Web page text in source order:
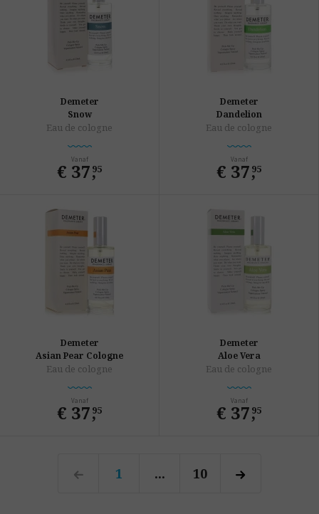
Demeter
Snow
Eau de cologne
Vanaf
€ 37,
95
Demeter
Dandelion
Eau de cologne
Vanaf
€ 37,
95
Demeter
Asian Pear Cologne
Eau de cologne
Vanaf
€ 37,
95
Demeter
Aloe Vera
Eau de cologne
Vanaf
€ 37,
95
1 ... 10